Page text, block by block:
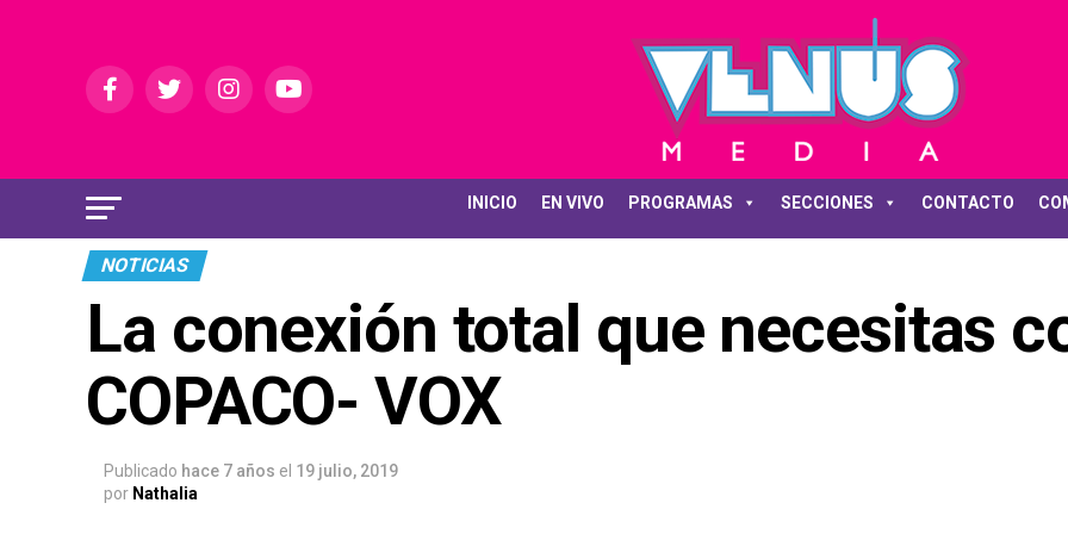
INICIO EN VIVO PROGRAMAS SECCIONES CONTACTO
NOTICIAS
La conexión total que necesitas
COPACO- VOX
Publicado hace 7 años el 19 julio, 2019
por Nathalia